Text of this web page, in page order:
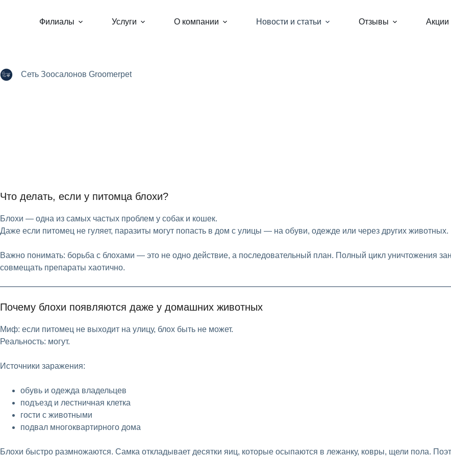
Филиалы Услуги О компании Новости и статьи Отзывы Акции
Сеть Зоосалонов Groomerpet
Что делать, если у питомца блохи?
Блохи — одна из самых частых проблем у собак и кошек.
Даже если питомец не гуляет, паразиты могут попасть в дом с улицы — на обуви, одежде или через других животных.
Важно понимать: борьба с блохами — это не одно действие, а последовательный план. Полный цикл уничтожения
совмещать препараты хаотично.
Почему блохи появляются даже у домашних животных
Миф: если питомец не выходит на улицу, блох быть не может.
Реальность: могут.
Источники заражения:
обувь и одежда владельцев
подъезд и лестничная клетка
гости с животными
подвал многоквартирного дома
Блохи быстро размножаются. Самка откладывает десятки яиц, которые осыпаются в лежанку, ковры, щели пола.